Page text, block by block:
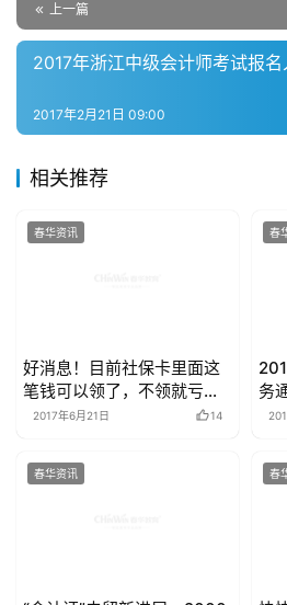
上一篇
2017年浙江中级会计师考试报名
2017年2月21日 09:00
相关推荐
春华资讯
好消息！目前社保卡里面这
笔钱可以领了，不领就亏大
了！
2017年6月21日 14
春
务
春华资讯 春